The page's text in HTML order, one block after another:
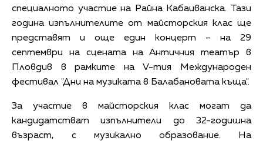
специалното участие на Райна Кабаиванска. Тази
година изпълнителите от майсторския клас ще
представят и още един концерт – на 29
септември на сцената на Античния театър в
Пловдив в рамките на V-тия Международен
фестивал "Дни на музиката в Балабановата къща".
За участие в майсторския клас могат да
кандидатстват изпълнители до 32-годишна
възраст, с музикално образование. На